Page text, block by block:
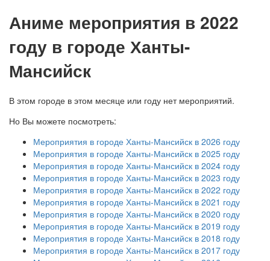
Аниме мероприятия в 2022
году в городе Ханты-
Мансийск
В этом городе в этом месяце или году нет мероприятий.
Но Вы можете посмотреть:
Мероприятия в городе Ханты-Мансийск в 2026 году
Мероприятия в городе Ханты-Мансийск в 2025 году
Мероприятия в городе Ханты-Мансийск в 2024 году
Мероприятия в городе Ханты-Мансийск в 2023 году
Мероприятия в городе Ханты-Мансийск в 2022 году
Мероприятия в городе Ханты-Мансийск в 2021 году
Мероприятия в городе Ханты-Мансийск в 2020 году
Мероприятия в городе Ханты-Мансийск в 2019 году
Мероприятия в городе Ханты-Мансийск в 2018 году
Мероприятия в городе Ханты-Мансийск в 2017 году